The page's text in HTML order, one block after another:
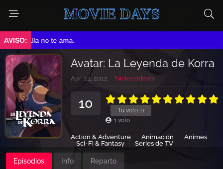
MOVIE DAYS
➤ Ella no te ama.
Avatar: La Leyenda de Korra
Apr. 14, 2012 Nickelodeon
Tu voto: 0
10
1 voto
Action & Adventure Animación
Animes
Sci-Fi & Fantasy
Series de TV
Episodios Info Reparto